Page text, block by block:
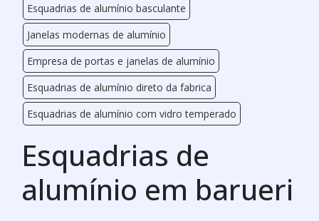
Esquadrias de alumínio basculante
Janelas modernas de alumínio
Empresa de portas e janelas de alumínio
Esquadrias de alumínio direto da fabrica
Esquadrias de alumínio com vidro temperado
Esquadrias de
alumínio em barueri